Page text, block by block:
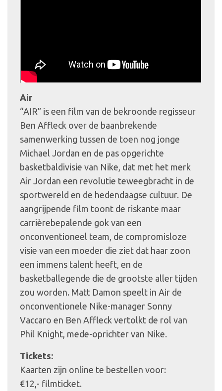
Air
“AIR” is een film van de bekroonde regisseur
Ben Affleck over de baanbrekende
samenwerking tussen de toen nog jonge
Michael Jordan en de pas opgerichte
basketbaldivisie van Nike, dat met het merk
Air Jordan een revolutie teweegbracht in de
sportwereld en de hedendaagse cultuur. De
aangrijpende film toont de riskante maar
carrièrebepalende gok van een
onconventioneel team, de compromisloze
visie van een moeder die ziet dat haar zoon
een immens talent heeft, en de
basketballegende die de grootste aller tijden
zou worden. Matt Damon speelt in Air de
onconventionele Nike-manager Sonny
Vaccaro en Ben Affleck vertolkt de rol van
Phil Knight, mede-oprichter van Nike.
Tickets:
Kaarten zijn online te bestellen voor:
€12,- filmticket.